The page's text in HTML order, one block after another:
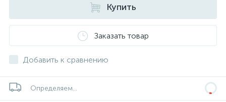
Купить
Заказать товар
Добавить к сравнению
Определяем...